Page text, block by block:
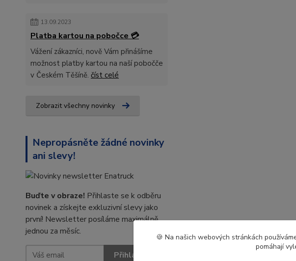
13.09.2023
Platba kartou na pobočce 💳
Vážení zákazníci, nově Vám přinášíme
možnost platby kartou na naší pobočče
v Českém Těšíně. číst celé
Zobrazit všechny novinky
Nepropásněte žádné novinky
ani slevy!
Buďte v obraze! Přihlaste se k odběru
novinek a získejte exkluzivní slevy jako
první! Newsletter posíláme maximálně
jednou za měsíc.
Přihlásit se
🍪 Na našich webových stránkách
pomáhají